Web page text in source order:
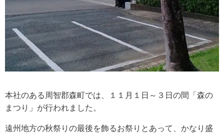
本社のある周智郡森町では、１１月１日～３日の間「森の
まつり」が行われました。
遠州地方の秋祭りの最後を飾るお祭りとあって、かなり盛